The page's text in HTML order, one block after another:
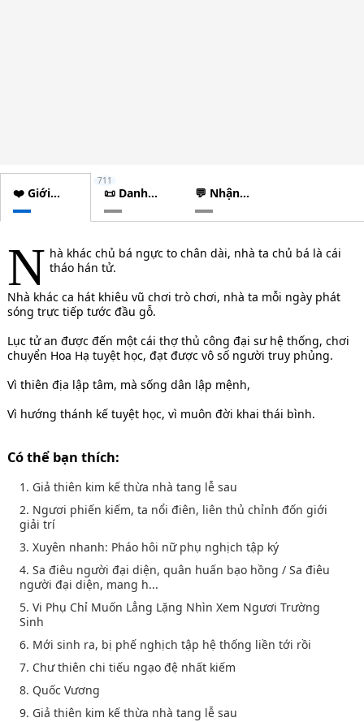
❤️ Giới
thiệu
📜 Danh
sách
chương
711
💬 Nhận
xét
N hà khác chủ bá ngực to chân dài, nhà ta chủ bá là cái
tháo hán tử.
Nhà khác ca hát khiêu vũ chơi trò chơi, nhà ta mỗi ngày phát
sóng trực tiếp tước đầu gỗ.
Lục tử an được đến một cái thợ thủ công đại sư hệ thống, chơi
chuyển Hoa Hạ tuyệt học, đạt được vô số người truy phủng.
Vì thiên địa lập tâm, mà sống dân lập mệnh,
Vì hướng thánh kế tuyệt học, vì muôn đời khai thái bình.
Có thể bạn thích:
1. Giả thiên kim kế thừa nhà tang lễ sau
2. Ngươi phiến kiếm, ta nổi điên, liên thủ chỉnh đốn giới
giải trí
3. Xuyên nhanh: Pháo hôi nữ phụ nghịch tập ký
4. Sa điêu người đại diện, quân huấn bạo hồng / Sa điêu
người đại diện, mang h...
5. Vi Phụ Chỉ Muốn Lẳng Lặng Nhìn Xem Ngươi Trường
Sinh
6. Mới sinh ra, bị phế nghịch tập hệ thống liền tới rồi
7. Chư thiên chi tiếu ngạo đệ nhất kiếm
8. Quốc Vương
9. Giả thiên kim kế thừa nhà tang lễ sau